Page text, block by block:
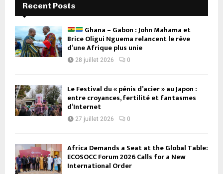
Recent Posts
Ghana – Gabon : John Mahama et
Brice Oligui Nguema relancent le rêve
d’une Afrique plus unie
28 juillet 2026 0
Le Festival du « pénis d’acier » au Japon :
entre croyances, fertilité et fantasmes
d’Internet
27 juillet 2026 0
Africa Demands a Seat at the Global Table:
ECOSOCC Forum 2026 Calls for a New
International Order